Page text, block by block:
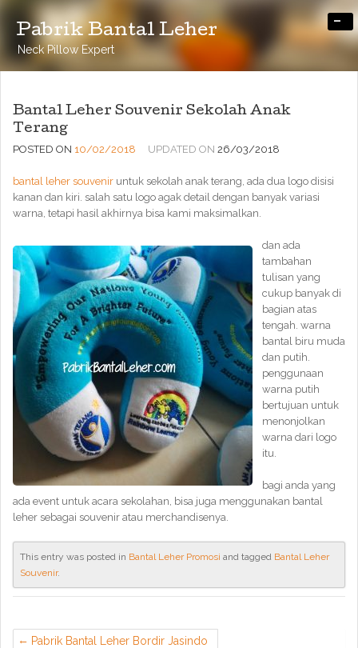
Pabrik Bantal Leher
Neck Pillow Expert
-
Bantal Leher Souvenir Sekolah Anak
Terang
POSTED ON 10/02/2018 UPDATED ON 26/03/2018
bantal leher souvenir untuk sekolah anak terang, ada dua logo disisi
kanan dan kiri. salah satu logo agak detail dengan banyak variasi
warna, tetapi hasil akhirnya bisa kami maksimalkan.
dan ada
tambahan
tulisan yang
cukup banyak di
bagian atas
tengah. warna
bantal biru muda
dan putih.
penggunaan
warna putih
bertujuan untuk
menonjolkan
warna dari logo
itu.
bagi anda yang
ada event untuk acara sekolahan, bisa juga menggunakan bantal
leher sebagai souvenir atau merchandisenya.
This entry was posted in Bantal Leher Promosi and tagged Bantal Leher
Souvenir.
Pabrik Bantal Leher Bordir Jasindo